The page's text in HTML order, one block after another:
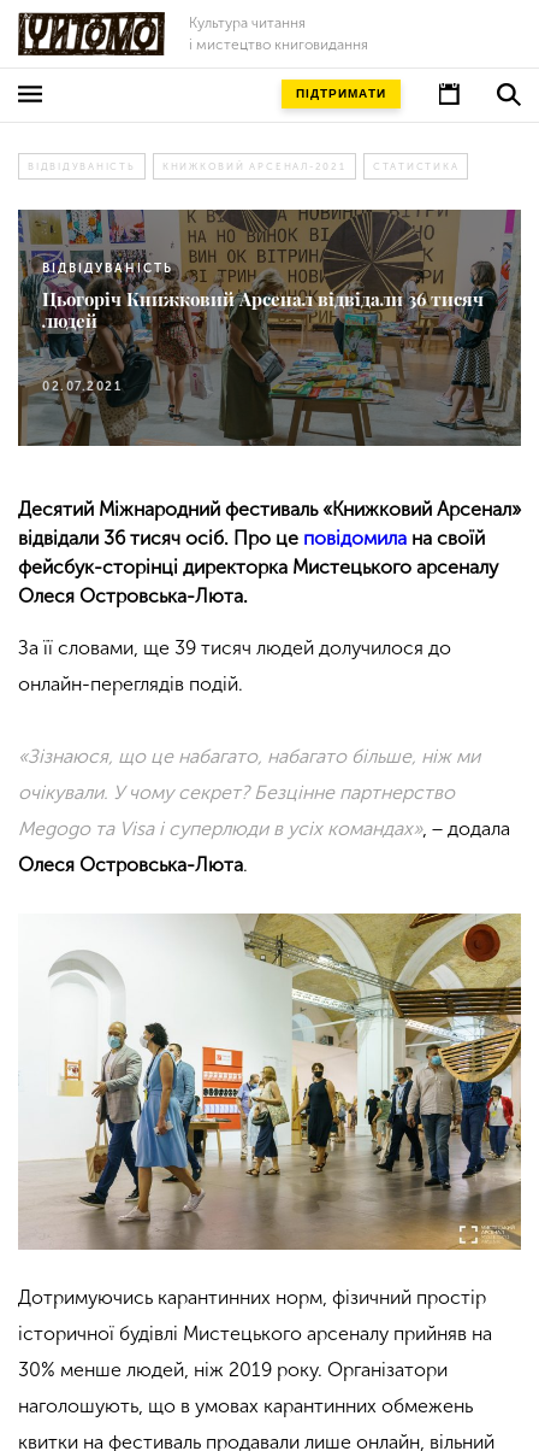
Культура читання
і мистецтво книговидання
ПІДТРИМАТИ
ВІДВІДУВАНІСТЬ КНИЖКОВИЙ АРСЕНАЛ-2021 СТАТИСТИКА
ВІДВІДУВАНІСТЬ
Цьогоріч Книжковий Арсенал відвідали 36 тисяч
людей
02.07.2021
Десятий Міжнародний фестиваль «Книжковий Арсенал»
відвідали 36 тисяч осіб. Про це повідомила на своїй
фейсбук-сторінці директорка Мистецького арсеналу
Олеся Островська-Люта.
За її словами, ще 39 тисяч людей долучилося до
онлайн-переглядів подій.
«Зізнаюся, що це набагато, набагато більше, ніж ми
очікували. У чому секрет? Безцінне партнерство
Megogo та Visa і суперлюди в усіх командах», − додала
Олеся Островська-Люта.
Дотримуючись карантинних норм, фізичний простір
історичної будівлі Мистецького арсеналу прийняв на
30% менше людей, ніж 2019 року. Організатори
наголошують, що в умовах карантинних обмежень
квитки на фестиваль продавали лише онлайн, вільний